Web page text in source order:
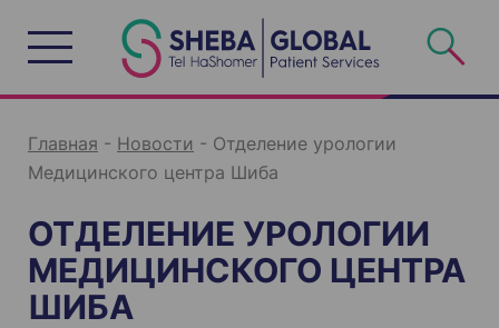
c
Главная - Новости - Отделение урологии
Медицинского центра Шиба
ОТДЕЛЕНИЕ УРОЛОГИИ
МЕДИЦИНСКОГО ЦЕНТРА
ШИБА